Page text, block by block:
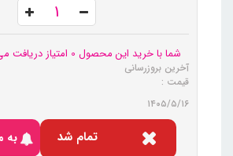
شما با خرید این محصول 0 امتیاز دریافت می کنید
آخرین بروزرسانی
قیمت :
۱۴۰۵/۵/۱۶
تمام شد به